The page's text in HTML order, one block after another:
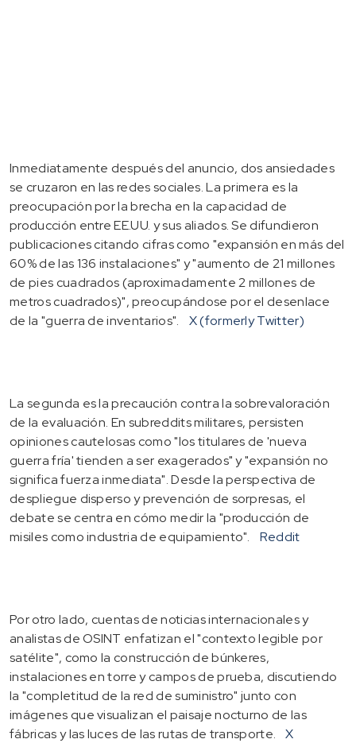
Inmediatamente después del anuncio, dos ansiedades
se cruzaron en las redes sociales. La primera es la
preocupación por la brecha en la capacidad de
producción entre EE.UU. y sus aliados. Se difundieron
publicaciones citando cifras como "expansión en más del
60% de las 136 instalaciones" y "aumento de 21 millones
de pies cuadrados (aproximadamente 2 millones de
metros cuadrados)", preocupándose por el desenlace
de la "guerra de inventarios".
X (formerly Twitter)
La segunda es la precaución contra la sobrevaloración
de la evaluación. En subreddits militares, persisten
opiniones cautelosas como "los titulares de 'nueva
guerra fría' tienden a ser exagerados" y "expansión no
significa fuerza inmediata". Desde la perspectiva de
despliegue disperso y prevención de sorpresas, el
debate se centra en cómo medir la "producción de
misiles como industria de equipamiento".
Reddit
Por otro lado, cuentas de noticias internacionales y
analistas de OSINT enfatizan el "contexto legible por
satélite", como la construcción de búnkeres,
instalaciones en torre y campos de prueba, discutiendo
la "completitud de la red de suministro" junto con
imágenes que visualizan el paisaje nocturno de las
fábricas y las luces de las rutas de transporte.
X